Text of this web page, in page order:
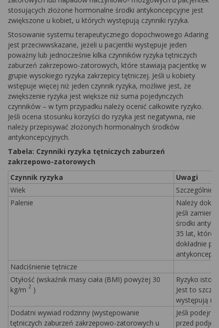
stosujących złożone hormonalne środki antykoncepcyjne jest
zwiększone u kobiet, u których występują czynniki ryzyka.
Stosowanie systemu terapeutycznego dopochwowego Adaring
jest przeciwwskazane, jeżeli u pacjentki występuje jeden
poważny lub jednocześnie kilka czynników ryzyka tętniczych
zaburzeń zakrzepowo-zatorowych, które stawiają pacjentkę w
grupie wysokiego ryzyka zakrzepicy tętniczej. Jeśli u kobiety
wstępuje więcej niż jeden czynnik ryzyka, możliwe jest, że
zwiększenie ryzyka jest większe niż suma pojedynczych
czynników – w tym przypadku należy ocenić całkowite ryzyko.
Jeśli ocena stosunku korzyści do ryzyka jest negatywna, nie
należy przepisywać złożonych hormonalnych środków
antykoncepcyjnych.
Tabela: Czynniki ryzyka tętniczych zaburzeń
zakrzepowo-zatorowych
Czynnik ryzyka
Uwagi
Wiek
Szczególnie
Palenie
Należy
jeśli
środki
35 lat, które
dokładnie
Nadciśnienie tętnicze
Otyłość (wskaźnik masy ciała (BMI) powyżej 30
kg/m 2 )
Ryzyko
Jest to
występują
Dodatni wywiad rodzinny (występowanie
tętniczych zaburzeń zakrzepowo-zatorowych u
Jeśli
przed